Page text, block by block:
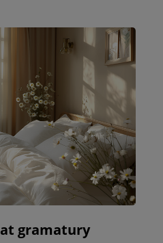
gramatury